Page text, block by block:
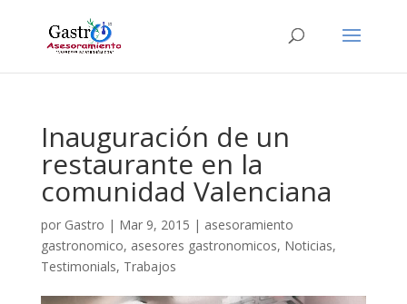
Inauguración de un
restaurante en la
comunidad Valenciana
por Gastro | Mar 9, 2015 | asesoramiento
gastronomico, asesores gastronomicos, Noticias,
Testimonials, Trabajos